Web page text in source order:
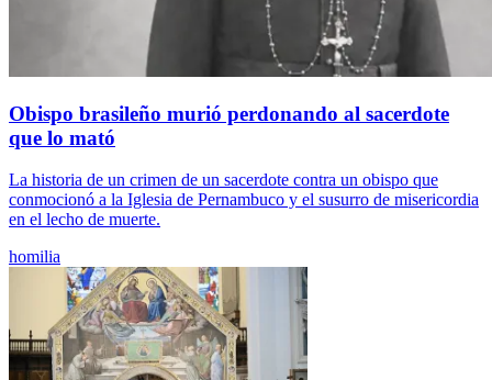
Obispo brasileño murió perdonando al sacerdote
que lo mató
La historia de un crimen de un sacerdote contra un obispo que
conmocionó a la Iglesia de Pernambuco y el susurro de misericordia
en el lecho de muerte.
homilia